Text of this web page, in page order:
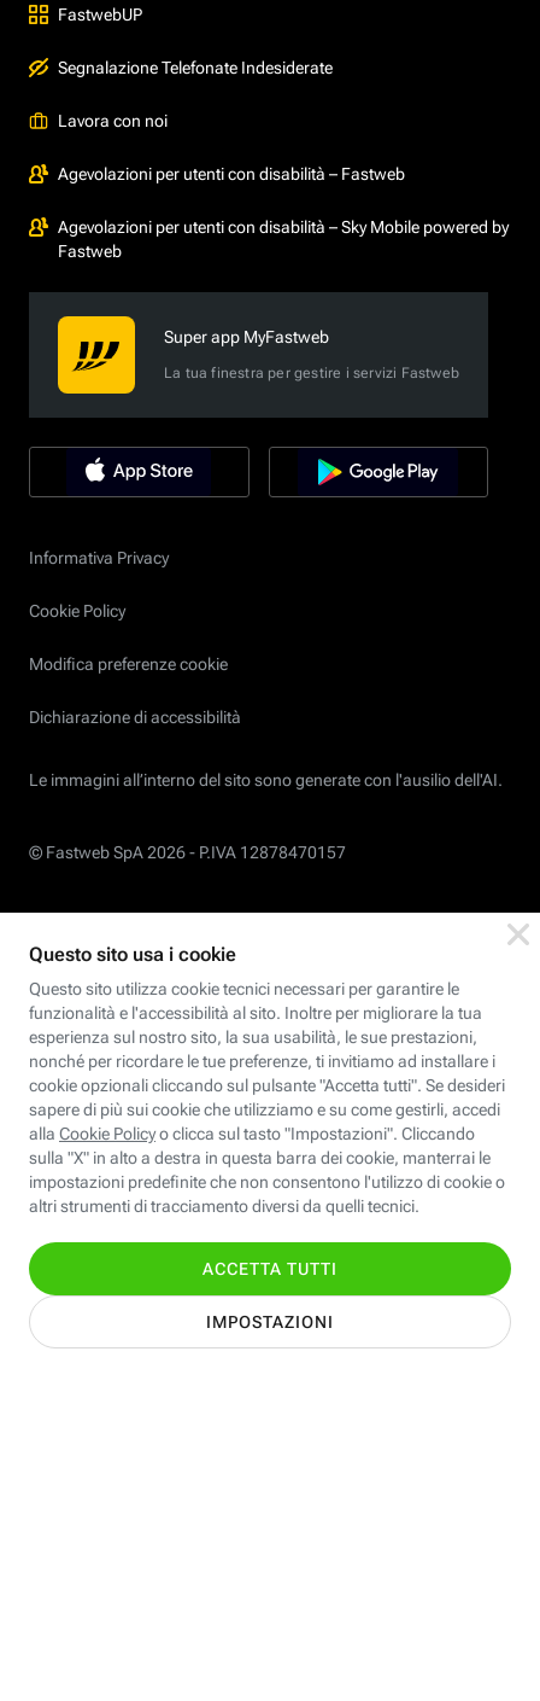
FastwebUP
Segnalazione Telefonate Indesiderate
Lavora con noi
Agevolazioni per utenti con disabilità – Fastweb
Agevolazioni per utenti con disabilità – Sky Mobile powered by
Fastweb
Super app MyFastweb
La tua finestra per gestire i servizi Fastweb
Informativa Privacy
Cookie Policy
Modifica preferenze cookie
Dichiarazione di accessibilità
Le immagini all’interno del sito sono generate con l'ausilio dell'AI.
© Fastweb SpA 2026 - P.IVA 12878470157